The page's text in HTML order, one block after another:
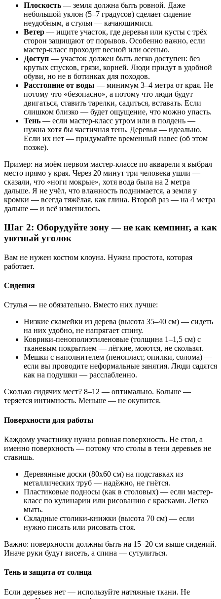
Плоскость — земля должна быть ровной. Даже
небольшой уклон (5–7 градусов) сделает сидение
неудобным, а стулья — качающимися.
Ветер — ищите участок, где деревья или кусты с трёх
сторон защищают от порывов. Особенно важно, если
мастер-класс проходит весной или осенью.
Доступ — участок должен быть легко доступен: без
крутых спусков, грязи, корней. Люди придут в удобной
обуви, но не в ботинках для походов.
Расстояние от воды — минимум 3–4 метра от края. Не
потому что «безопасно», а потому что люди будут
двигаться, ставить тарелки, садиться, вставать. Если
слишком близко — будет ощущение, что можно упасть.
Тень — если мастер-класс утром или в полдень —
нужна хотя бы частичная тень. Деревья — идеально.
Если их нет — придумайте временный навес (об этом
позже).
Пример: на моём первом мастер-классе по акварели я выбрал
место прямо у края. Через 20 минут три человека ушли —
сказали, что «ноги мокрые», хотя вода была на 2 метра
дальше. Я не учёл, что влажность поднимается, а земля у
кромки — всегда тяжёлая, как глина. Второй раз — на 4 метра
дальше — и всё изменилось.
Шаг 2: Оборудуйте зону — не как кемпинг, а как
уютный уголок
Вам не нужен костюм клоуна. Нужна простота, которая
работает.
Сидения
Стулья — не обязательно. Вместо них лучше:
Низкие скамейки из дерева (высота 35–40 см) — сидеть
на них удобно, не напрягает спину.
Коврики-пенополиэтиленовые (толщина 1–1,5 см) с
тканевым покрытием — лёгкие, моются, не скользят.
Мешки с наполнителем (пенопласт, опилки, солома) —
если вы проводите неформальные занятия. Люди садятся
как на подушки — расслабленно.
Сколько сидячих мест? 8–12 — оптимально. Больше —
теряется интимность. Меньше — не окупится.
Поверхности для работы
Каждому участнику нужна ровная поверхность. Не стол, а
именно поверхность — потому что столы в тени деревьев не
ставишь.
Деревянные доски (80х60 см) на подставках из
металлических труб — надёжно, не гнётся.
Пластиковые подносы (как в столовых) — если мастер-
класс по кулинарии или рисованию с красками. Легко
мыть.
Складные столики-книжки (высота 70 см) — если
нужно писать или рисовать стоя.
Важно: поверхности должны быть на 15–20 см выше сидений.
Иначе руки будут висеть, а спина — сутулиться.
Тень и защита от солнца
Если деревьев нет — используйте натяжные ткани. Не